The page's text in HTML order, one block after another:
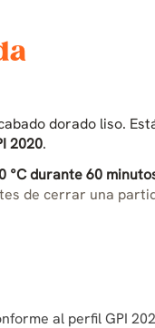
dorado liso.
2020.
°C durante 60
de cerrar una
al perfil GPI